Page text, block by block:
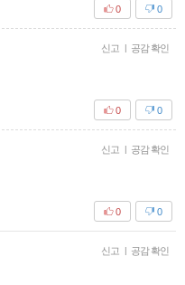
0
0
신고 | 공감 확인
0
0
신고 | 공감 확인
0
0
신고 | 공감 확인